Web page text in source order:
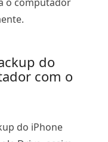
do
com o
do iPhone